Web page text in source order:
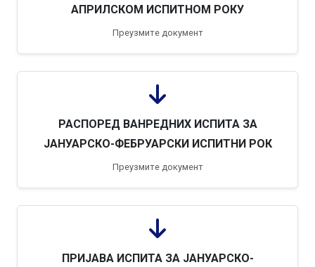
АПРИЛСКОМ ИСПИТНОМ РОКУ
Преузмите документ
РАСПОРЕД ВАНРЕДНИХ ИСПИТА ЗА
ЈАНУАРСКО-ФЕБРУАРСКИ ИСПИТНИ РОК
Преузмите документ
ПРИЈАВА ИСПИТА ЗА ЈАНУАРСКО-